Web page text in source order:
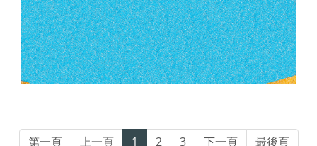
第一頁 上一頁 1 2 3 下一頁 最後頁